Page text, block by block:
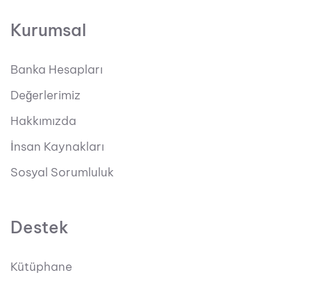
Kurumsal
Banka Hesapları
Değerlerimiz
Hakkımızda
İnsan Kaynakları
Sosyal Sorumluluk
Destek
Kütüphane